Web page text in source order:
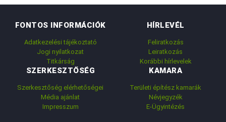
FONTOS INFORMÁCIÓK
Adatkezelési tájékoztató
Jogi nyilatkozat
Titkárság
HÍRLEVÉL
Feliratkozás
Leiratkozás
Korábbi hírlevelek
SZERKESZTŐSÉG
Szerkesztőség elérhetőségei
Média ajánlat
Impresszum
KAMARA
Területi építész kamarák
Névjegyzék
E-Ügyintézés